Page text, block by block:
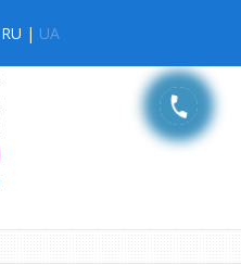
RU | UA